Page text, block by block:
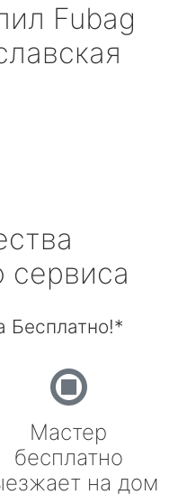
Fubag
сервиса
Бесплатно!*
Мастер
бесплатно
на дом